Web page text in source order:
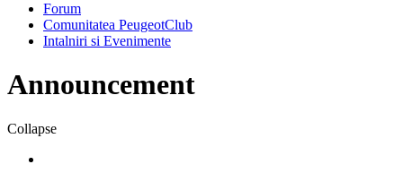
Forum
Comunitatea PeugeotClub
Intalniri si Evenimente
Announcement
Collapse